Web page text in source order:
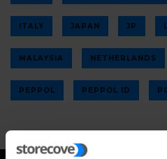
ITALY JAPAN JP
MALAYSIA NETHERLANDS
PEPPOL PEPPOL ID